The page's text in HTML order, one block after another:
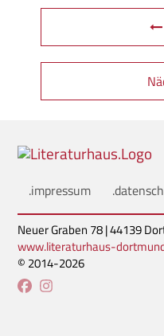
.impressum
Neuer Graben 78 | 44139
www.literaturhaus-
© 2014-2026